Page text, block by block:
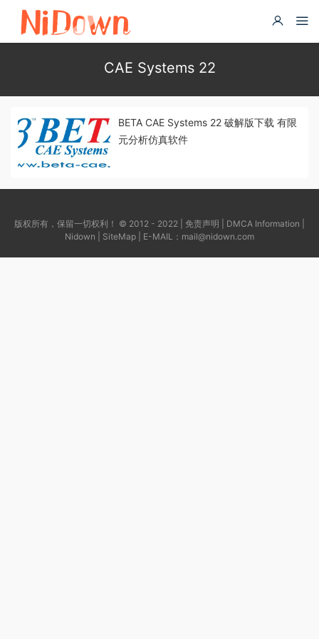
CAE Systems 22
BETA CAE Systems 22 破解版下载 有限
元分析仿真软件
版权所有，保留一切权利！ © 2012 - 2022 | 免责声明 DMCA Information
Nidown
SiteMap | E-MAIL： mail@nidown.com